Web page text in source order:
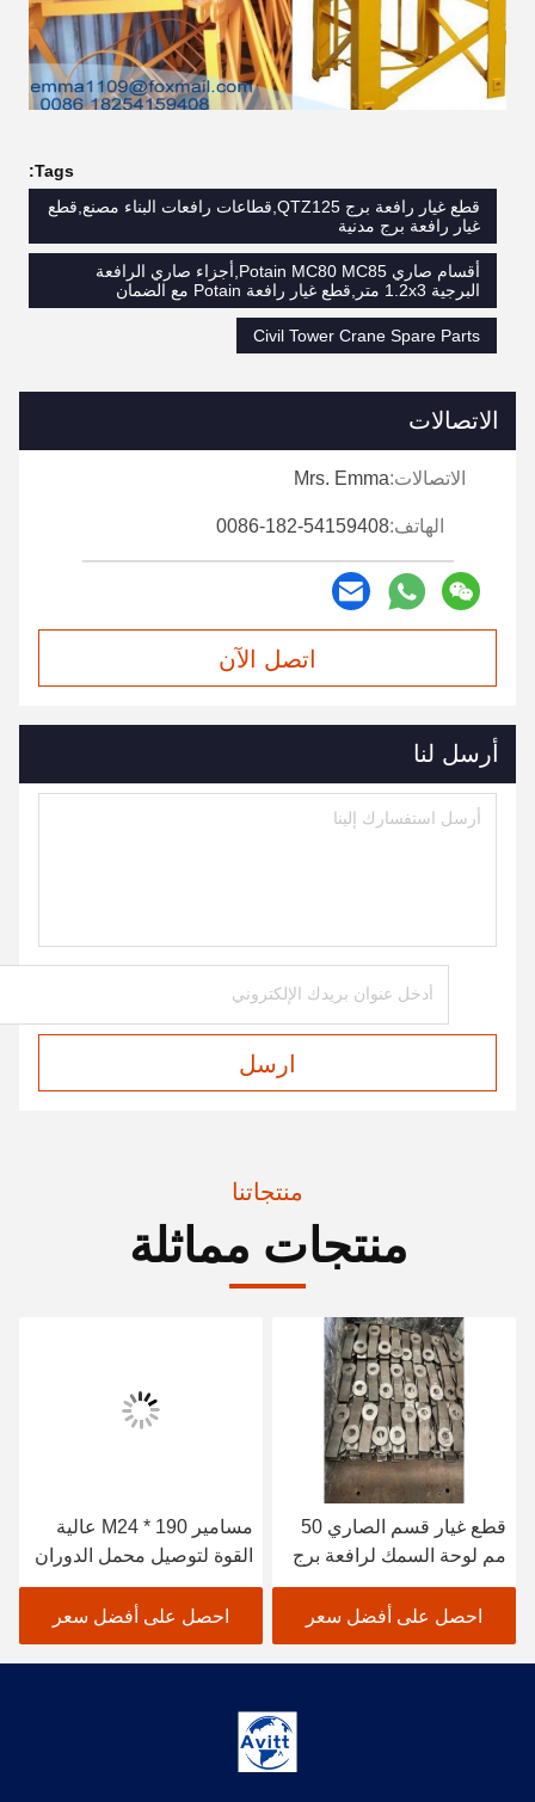
Tags:
قطع غيار رافعة برج QTZ125,قطاعات رافعات البناء مصنع,قطع
غيار رافعة برج مدنية
أقسام صاري Potain MC80 MC85,أجزاء صاري الرافعة
البرجية 1.2x3 متر,قطع غيار رافعة Potain مع الضمان
Civil Tower Crane Spare Parts
الاتصالات
الاتصالات:Mrs. Emma
الهاتف:0086-182-54159408
اتصل الآن
أرسل لنا
ارسل
منتجاتنا
منتجات مماثلة
قطع غيار قسم الصاري 50
مم لوحة السمك لرافعة برج
بوتين L46
احصل على أفضل سعر
مسامير M24 * 190 عالية
القوة لتوصيل محمل الدوران
لبرج Crame
احصل على أفضل سعر